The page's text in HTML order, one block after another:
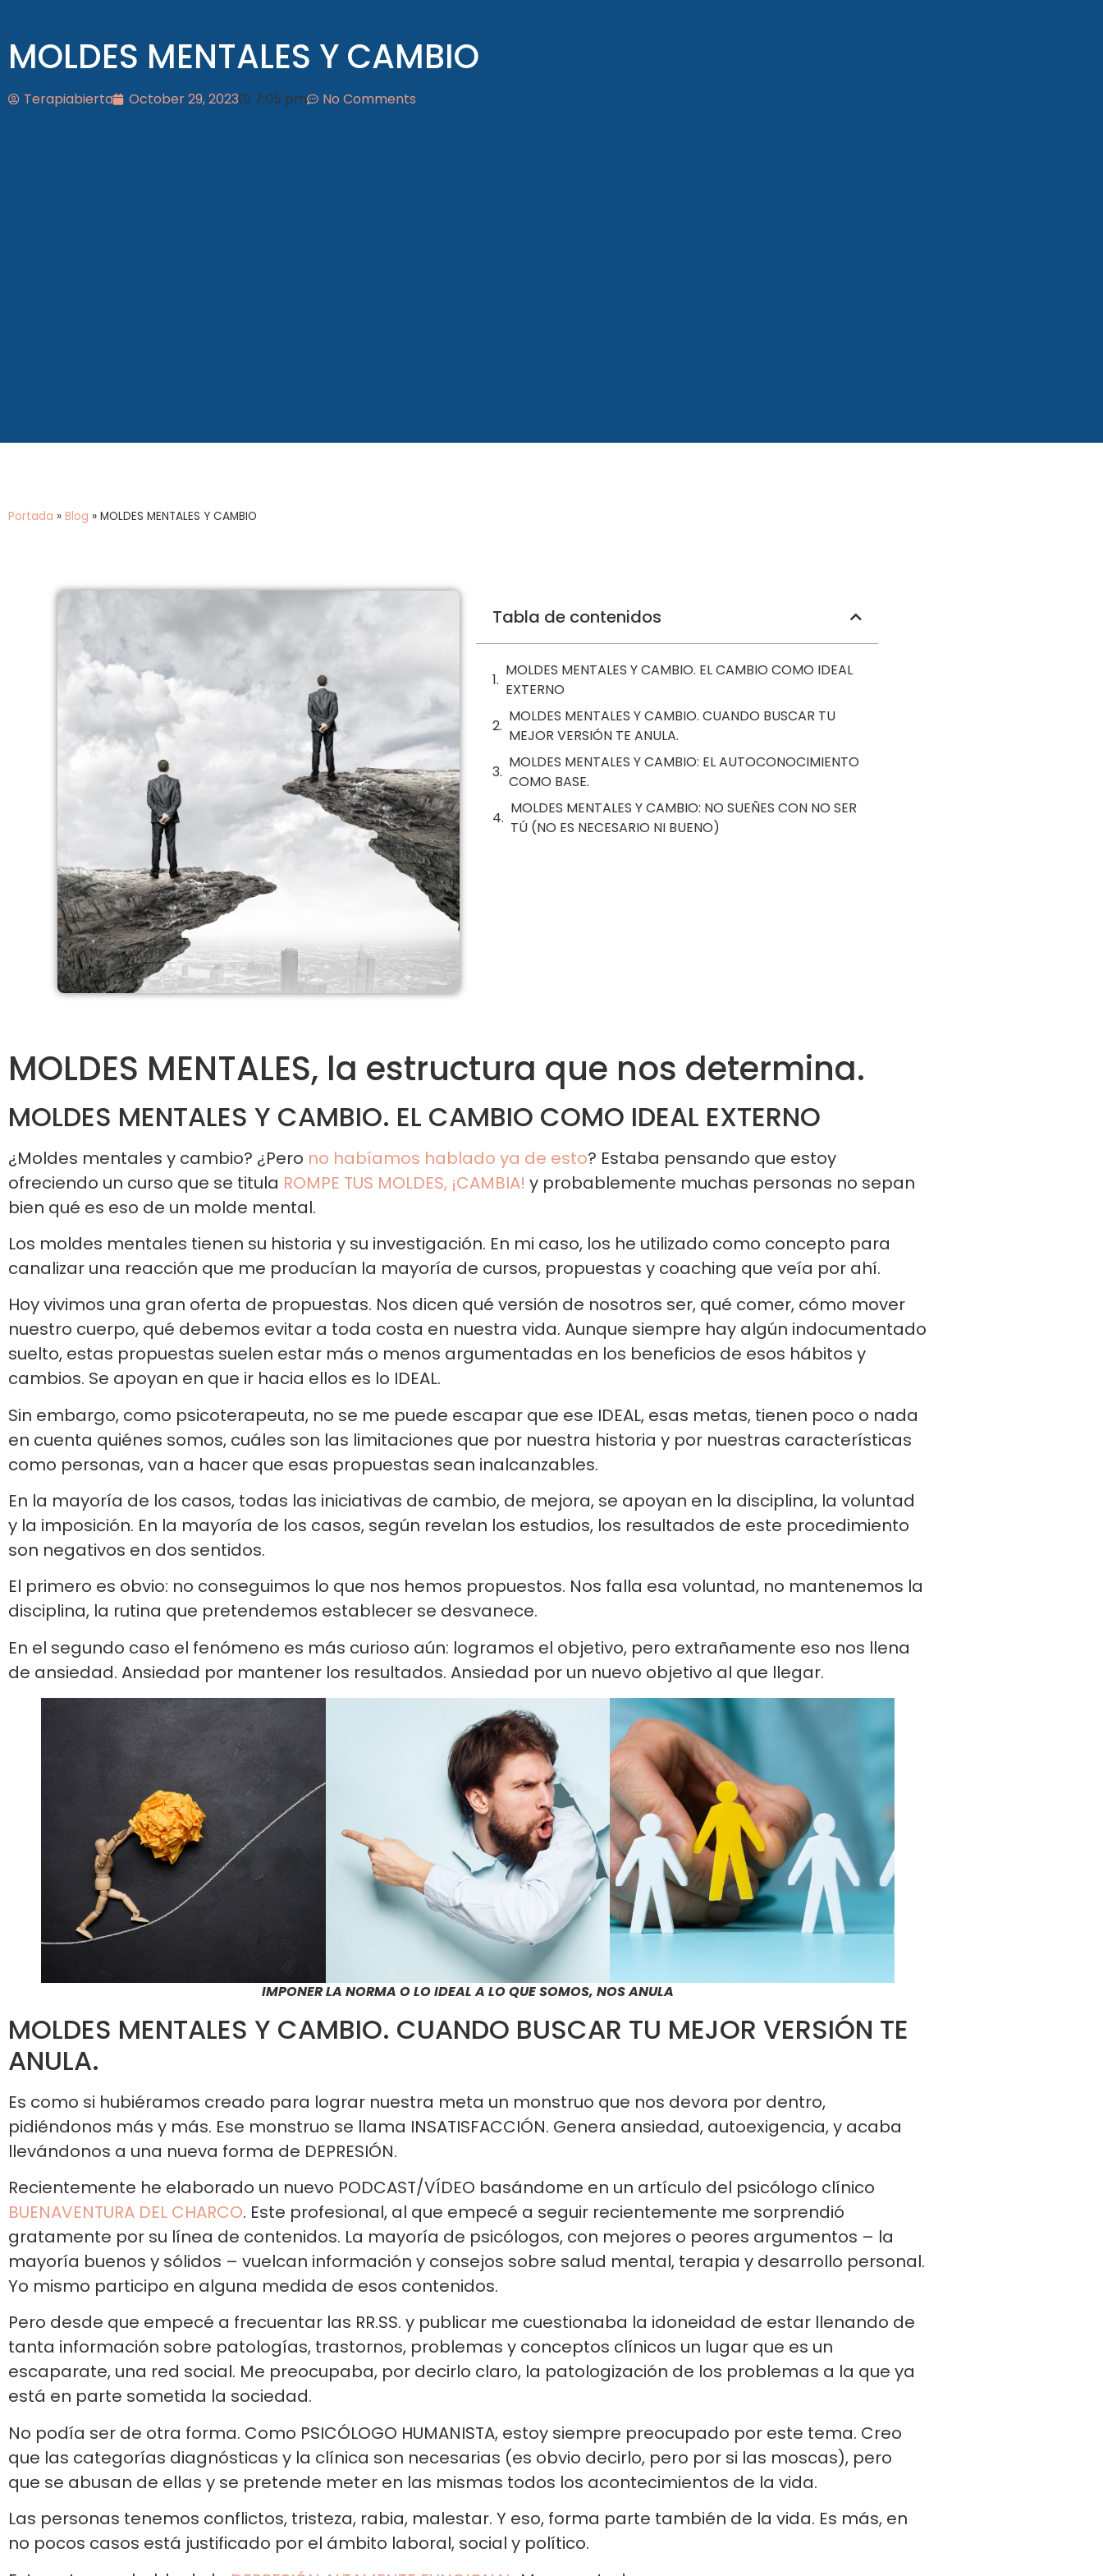
MOLDES MENTALES Y CAMBIO
Terapiabierta October 29, 2023 7:05 pm No Comments
Portada » Blog » MOLDES MENTALES Y CAMBIO
Tabla de contenidos
MOLDES MENTALES Y CAMBIO. EL CAMBIO COMO IDEAL
EXTERNO
MOLDES MENTALES Y CAMBIO. CUANDO BUSCAR TU
MEJOR VERSIÓN TE ANULA.
MOLDES MENTALES Y CAMBIO: EL AUTOCONOCIMIENTO
COMO BASE.
MOLDES MENTALES Y CAMBIO: NO SUEÑES CON NO SER
TÚ (NO ES NECESARIO NI BUENO)
MOLDES MENTALES, la estructura que nos determina.
MOLDES MENTALES Y CAMBIO. EL CAMBIO COMO IDEAL EXTERNO
¿Moldes mentales y cambio? ¿Pero no habíamos hablado ya de esto? Estaba pensando que estoy
ofreciendo un curso que se titula ROMPE TUS MOLDES, ¡CAMBIA! y probablemente muchas personas no sepan
bien qué es eso de un molde mental.
Los moldes mentales tienen su historia y su investigación. En mi caso, los he utilizado como concepto para
canalizar una reacción que me producían la mayoría de cursos, propuestas y coaching que veía por ahí.
Hoy vivimos una gran oferta de propuestas. Nos dicen qué versión de nosotros ser, qué comer, cómo mover
nuestro cuerpo, qué debemos evitar a toda costa en nuestra vida. Aunque siempre hay algún indocumentado
suelto, estas propuestas suelen estar más o menos argumentadas en los beneficios de esos hábitos y
cambios. Se apoyan en que ir hacia ellos es lo IDEAL.
Sin embargo, como psicoterapeuta, no se me puede escapar que ese IDEAL, esas metas, tienen poco o nada
en cuenta quiénes somos, cuáles son las limitaciones que por nuestra historia y por nuestras características
como personas, van a hacer que esas propuestas sean inalcanzables.
En la mayoría de los casos, todas las iniciativas de cambio, de mejora, se apoyan en la disciplina, la voluntad
y la imposición. En la mayoría de los casos, según revelan los estudios, los resultados de este procedimiento
son negativos en dos sentidos.
El primero es obvio: no conseguimos lo que nos hemos propuestos. Nos falla esa voluntad, no mantenemos la
disciplina, la rutina que pretendemos establecer se desvanece.
En el segundo caso el fenómeno es más curioso aún: logramos el objetivo, pero extrañamente eso nos llena
de ansiedad. Ansiedad por mantener los resultados. Ansiedad por un nuevo objetivo al que llegar.
IMPONER LA NORMA O LO IDEAL A LO QUE SOMOS, NOS ANULA
MOLDES MENTALES Y CAMBIO. CUANDO BUSCAR TU MEJOR VERSIÓN TE
ANULA.
Es como si hubiéramos creado para lograr nuestra meta un monstruo que nos devora por dentro,
pidiéndonos más y más. Ese monstruo se llama INSATISFACCIÓN. Genera ansiedad, autoexigencia, y acaba
llevándonos a una nueva forma de DEPRESIÓN.
Recientemente he elaborado un nuevo PODCAST/VÍDEO basándome en un artículo del psicólogo clínico
BUENAVENTURA DEL CHARCO. Este profesional, al que empecé a seguir recientemente me sorprendió
gratamente por su línea de contenidos. La mayoría de psicólogos, con mejores o peores argumentos – la
mayoría buenos y sólidos – vuelcan información y consejos sobre salud mental, terapia y desarrollo personal.
Yo mismo participo en alguna medida de esos contenidos.
Pero desde que empecé a frecuentar las RR.SS. y publicar me cuestionaba la idoneidad de estar llenando de
tanta información sobre patologías, trastornos, problemas y conceptos clínicos un lugar que es un
escaparate, una red social. Me preocupaba, por decirlo claro, la patologización de los problemas a la que ya
está en parte sometida la sociedad.
No podía ser de otra forma. Como PSICÓLOGO HUMANISTA, estoy siempre preocupado por este tema. Creo
que las categorías diagnósticas y la clínica son necesarias (es obvio decirlo, pero por si las moscas), pero
que se abusan de ellas y se pretende meter en las mismas todos los acontecimientos de la vida.
Las personas tenemos conflictos, tristeza, rabia, malestar. Y eso, forma parte también de la vida. Es más, en
no pocos casos está justificado por el ámbito laboral, social y político.